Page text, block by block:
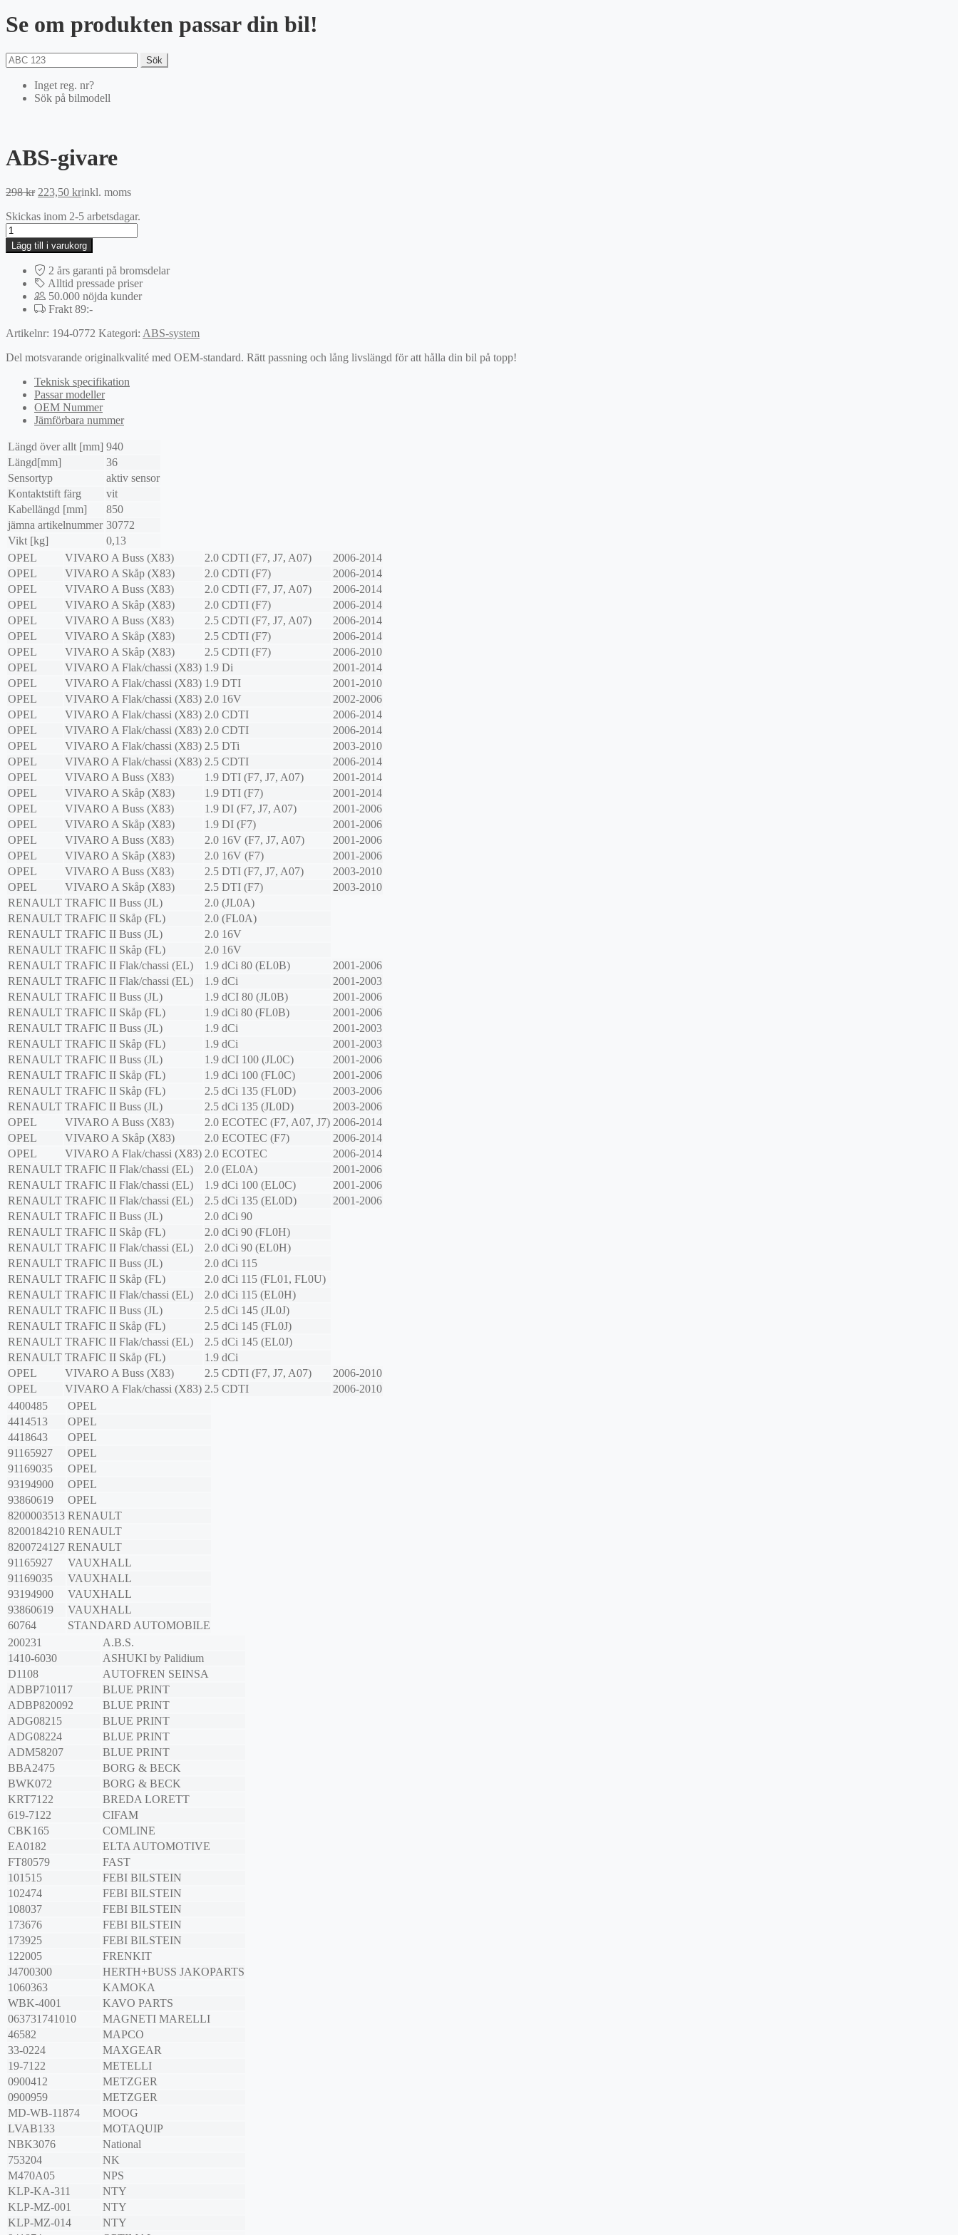
Se om produkten passar din bil!
Sök
Inget reg. nr?
Sök på bilmodell
ABS-givare
298kr Det
priset
298 kr.
223,50 krDet
priset
223,50 kr.
inkl. moms
Skickas inom 2-5 arbetsdagar.
ABS-
givare
mängd
Lägg till i varukorg
2 års garanti på bromsdelar
Alltid pressade priser
50.000 nöjda kunder
Frakt 89:-
Artikelnr: 194-0772 Kategori: ABS-system
Del motsvarande originalkvalité med OEM-standard. Rätt passning och lång livslängd för att hålla din bil på topp!
Teknisk specifikation
Passar modeller
OEM Nummer
Jämförbara nummer
Längd över allt [mm] 940
Längd[mm]
36
Sensortyp
aktiv sensor
Kontaktstift färg
vit
Kabellängd [mm]
850
jämna artikelnummer 30772
Vikt [kg]
0,13
OPEL
VIVARO A Buss (X83) 2.0 CDTI (F7, J7, A07)
2006-2014
OPEL
VIVARO A Skåp (X83) 2.0 CDTI (F7)
2006-2014
OPEL
VIVARO A Buss (X83) 2.0 CDTI (F7, J7, A07)
2006-2014
OPEL
VIVARO A Skåp (X83) 2.0 CDTI (F7)
2006-2014
OPEL
VIVARO A Buss (X83) 2.5 CDTI (F7, J7, A07)
2006-2014
OPEL
VIVARO A Skåp (X83) 2.5 CDTI (F7)
2006-2014
OPEL
VIVARO A Skåp (X83) 2.5 CDTI (F7)
2006-2010
OPEL
VIVARO A Flak/chassi (X83) 1.9 Di
2001-2014
OPEL
VIVARO A Flak/chassi (X83) 1.9 DTI
2001-2010
OPEL
VIVARO A Flak/chassi (X83) 2.0 16V
2002-2006
OPEL
VIVARO A Flak/chassi (X83) 2.0 CDTI
2006-2014
OPEL
VIVARO A Flak/chassi (X83) 2.0 CDTI
2006-2014
OPEL
VIVARO A Flak/chassi (X83) 2.5 DTi
2003-2010
OPEL
VIVARO A Flak/chassi (X83) 2.5 CDTI
2006-2014
OPEL
VIVARO A Buss (X83) 1.9 DTI (F7, J7, A07)
2001-2014
OPEL
VIVARO A Skåp (X83) 1.9 DTI (F7)
2001-2014
OPEL
VIVARO A Buss (X83) 1.9 DI (F7, J7, A07)
2001-2006
OPEL
VIVARO A Skåp (X83) 1.9 DI (F7)
2001-2006
OPEL
VIVARO A Buss (X83) 2.0 16V (F7, J7, A07)
2001-2006
OPEL
VIVARO A Skåp (X83) 2.0 16V (F7)
2001-2006
OPEL
VIVARO A Buss (X83) 2.5 DTI (F7, J7, A07)
2003-2010
OPEL
VIVARO A Skåp (X83) 2.5 DTI (F7)
2003-2010
RENAULT TRAFIC II Buss (JL)
2.0 (JL0A)
RENAULT TRAFIC II Skåp (FL)
2.0 (FL0A)
RENAULT TRAFIC II Buss (JL)
2.0 16V
RENAULT TRAFIC II Skåp (FL)
2.0 16V
RENAULT TRAFIC II Flak/chassi (EL) 1.9 dCi 80 (EL0B)
2001-2006
RENAULT TRAFIC II Flak/chassi (EL) 1.9 dCi
2001-2003
RENAULT TRAFIC II Buss (JL) 1.9 dCI 80 (JL0B)
2001-2006
RENAULT TRAFIC II Skåp (FL) 1.9 dCi 80 (FL0B)
2001-2006
RENAULT TRAFIC II Buss (JL) 1.9 dCi
2001-2003
RENAULT TRAFIC II Skåp (FL) 1.9 dCi
2001-2003
RENAULT TRAFIC II Buss (JL) 1.9 dCI 100 (JL0C)
2001-2006
RENAULT TRAFIC II Skåp (FL) 1.9 dCi 100 (FL0C)
2001-2006
RENAULT TRAFIC II Skåp (FL) 2.5 dCi 135 (FL0D)
2003-2006
RENAULT TRAFIC II Buss (JL) 2.5 dCi 135 (JL0D)
2003-2006
OPEL
VIVARO A Buss (X83) 2.0 ECOTEC (F7, A07, J7) 2006-2014
OPEL
VIVARO A Skåp (X83) 2.0 ECOTEC (F7)
2006-2014
OPEL
VIVARO A Flak/chassi (X83) 2.0 ECOTEC
2006-2014
RENAULT TRAFIC II Flak/chassi (EL) 2.0 (EL0A)
2001-2006
RENAULT TRAFIC II Flak/chassi (EL) 1.9 dCi 100 (EL0C)
2001-2006
RENAULT TRAFIC II Flak/chassi (EL) 2.5 dCi 135 (EL0D)
2001-2006
RENAULT TRAFIC II Buss (JL)
2.0 dCi 90
RENAULT TRAFIC II Skåp (FL)
2.0 dCi 90 (FL0H)
RENAULT TRAFIC II Flak/chassi (EL)
2.0 dCi 90 (EL0H)
RENAULT TRAFIC II Buss (JL)
2.0 dCi 115
RENAULT TRAFIC II Skåp (FL)
2.0 dCi 115 (FL01, FL0U)
RENAULT TRAFIC II Flak/chassi (EL)
2.0 dCi 115 (EL0H)
RENAULT TRAFIC II Buss (JL)
2.5 dCi 145 (JL0J)
RENAULT TRAFIC II Skåp (FL)
2.5 dCi 145 (FL0J)
RENAULT TRAFIC II Flak/chassi (EL)
2.5 dCi 145 (EL0J)
RENAULT TRAFIC II Skåp (FL)
1.9 dCi
OPEL
VIVARO A Buss (X83) 2.5 CDTI (F7, J7, A07)
2006-2010
OPEL
VIVARO A Flak/chassi (X83) 2.5 CDTI
2006-2010
4400485
OPEL
4414513
OPEL
4418643
OPEL
91165927
OPEL
91169035
OPEL
93194900
OPEL
93860619
OPEL
8200003513 RENAULT
8200184210 RENAULT
8200724127 RENAULT
91165927
VAUXHALL
91169035
VAUXHALL
93194900
VAUXHALL
93860619
VAUXHALL
60764
STANDARD AUTOMOBILE
200231
A.B.S.
1410-6030
ASHUKI by Palidium
D1108
AUTOFREN SEINSA
ADBP710117
BLUE PRINT
ADBP820092
BLUE PRINT
ADG08215
BLUE PRINT
ADG08224
BLUE PRINT
ADM58207
BLUE PRINT
BBA2475
BORG & BECK
BWK072
BORG & BECK
KRT7122
BREDA LORETT
619-7122
CIFAM
CBK165
COMLINE
EA0182
ELTA AUTOMOTIVE
FT80579
FAST
101515
FEBI BILSTEIN
102474
FEBI BILSTEIN
108037
FEBI BILSTEIN
173676
FEBI BILSTEIN
173925
FEBI BILSTEIN
122005
FRENKIT
J4700300
HERTH+BUSS JAKOPARTS
1060363
KAMOKA
WBK-4001
KAVO PARTS
063731741010
MAGNETI MARELLI
46582
MAPCO
33-0224
MAXGEAR
19-7122
METELLI
0900412
METZGER
0900959
METZGER
MD-WB-11874
MOOG
LVAB133
MOTAQUIP
NBK3076
National
753204
NK
M470A05
NPS
KLP-KA-311
NTY
KLP-MZ-001
NTY
KLP-MZ-014
NTY